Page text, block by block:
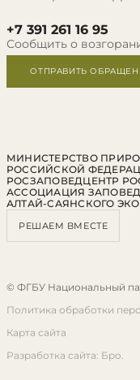
+7 391 261 16 95
Сообщить о
ОТПРАВИТЬ
МИНИСТЕРСТВО
РОССИЙСКОЙ
РОСЗАПОВЕДЦЕНТР
АССОЦИАЦИЯ
АЛТАЙ-САЯНСКОГО
РЕШАЕМ ВМЕСТЕ
© ФГБУ Национальный
Политика обработки
Карта сайта
Разработка сайта: Бро.